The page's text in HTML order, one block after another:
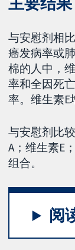
与安慰剂相
癌发病率或
棉的人中，
率和全因死
率。维生素E
与安慰剂比
A；维生素E
组合。
阅